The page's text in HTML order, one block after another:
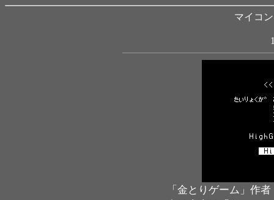
マイコ
「金とりゲーム」作